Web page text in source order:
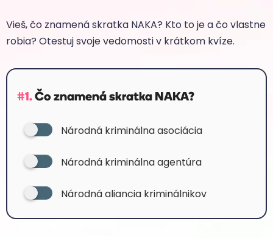
Vieš, čo znamená skratka NAKA? Kto to je a čo vlastne
robia? Otestuj svoje vedomosti v krátkom kvíze.
#1.Čo znamená skratka NAKA?
Národná kriminálna asociácia
Národná kriminálna agentúra
Národná aliancia kriminálnikov